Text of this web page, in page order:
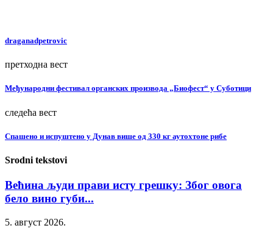
draganadpetrovic
претходна вест
Међународни фестивал органских производа „Биофест“ у Суботици
следећа вест
Спашено и испуштено у Дунав више од 330 кг аутохтоне рибе
Srodni tekstovi
Већина људи прави исту грешку: Због овога
бело вино губи...
5. август 2026.